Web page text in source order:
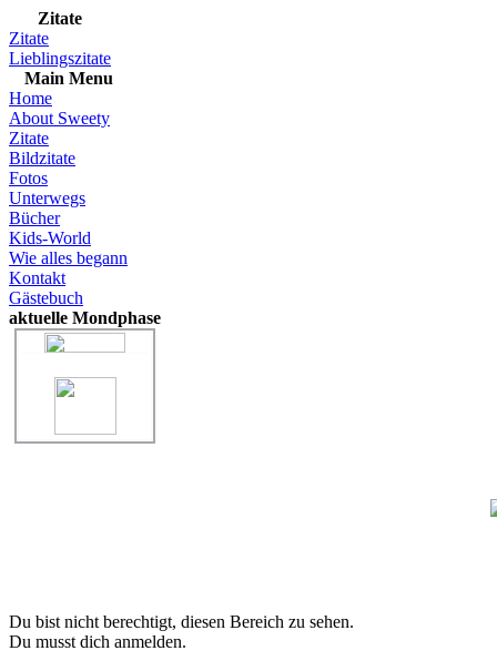
Zitate
Zitate
Lieblingszitate
Main Menu
Home
About Sweety
Zitate
Bildzitate
Fotos
Unterwegs
Bücher
Kids-World
Wie alles begann
Kontakt
Gästebuch
aktuelle Mondphase
Du bist nicht berechtigt, diesen Bereich zu sehen.
Du musst dich anmelden.